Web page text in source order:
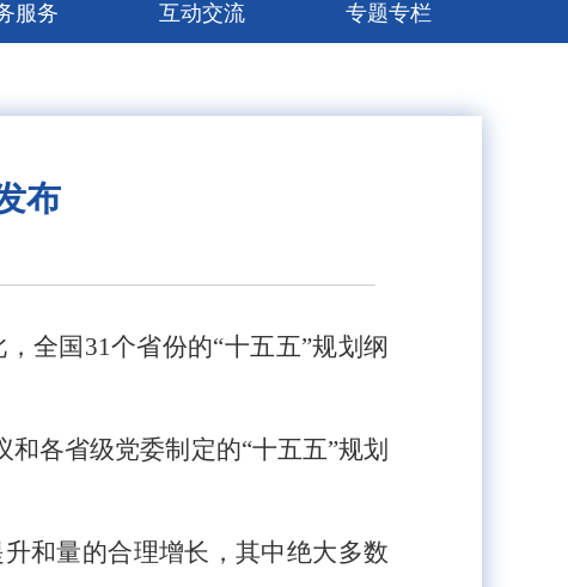
服务 互动交流 专题专栏
布
全国31个省份的“十五五”规划纲
各省级党委制定的“十五五”规划
和量的合理增长，其中绝大多数